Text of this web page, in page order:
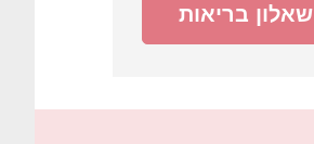
שאלון בריאות